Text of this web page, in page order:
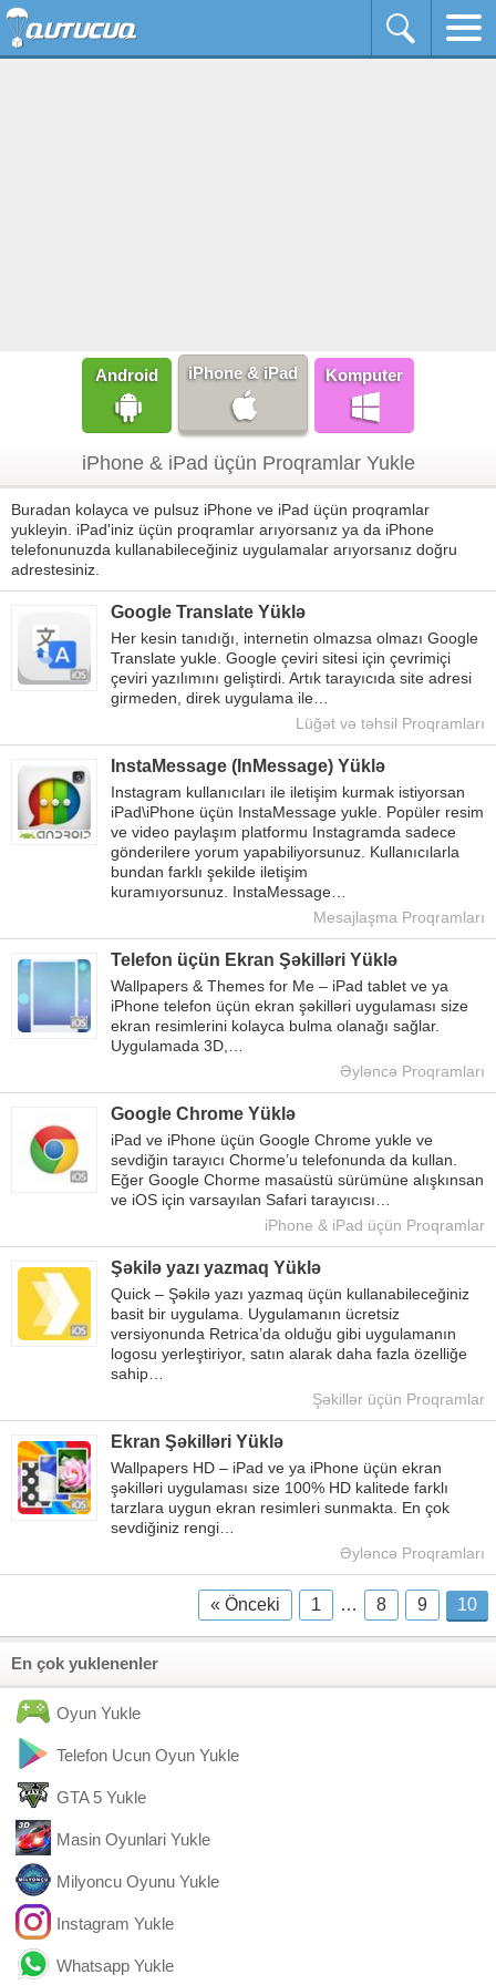
Android iPhone & iPad Komputer
iPhone & iPad üçün Proqramlar Yukle
Buradan kolayca ve pulsuz iPhone ve iPad üçün proqramlar
yukleyin. iPad'iniz üçün proqramlar arıyorsanız ya da iPhone
telefonunuzda kullanabileceğiniz uygulamalar arıyorsanız doğru
adrestesiniz.
Google Translate Yüklə
Her kesin tanıdığı, internetin olmazsa olmazı Google
Translate yukle. Google çeviri sitesi için çevrimiçi
çeviri yazılımını geliştirdi. Artık tarayıcıda site adresi
girmeden, direk uygulama ile…
Lüğət və təhsil Proqramları
InstaMessage (InMessage) Yüklə
Instagram kullanıcıları ile iletişim kurmak istiyorsan
iPad\iPhone üçün InstaMessage yukle. Popüler resim
ve video paylaşım platformu Instagramda sadece
gönderilere yorum yapabiliyorsunuz. Kullanıcılarla
bundan farklı şekilde iletişim
kuramıyorsunuz. InstaMessage…
Mesajlaşma Proqramları
Telefon üçün Ekran Şəkilləri Yüklə
Wallpapers & Themes for Me – iPad tablet ve ya
iPhone telefon üçün ekran şəkilləri uygulaması size
ekran resimlerini kolayca bulma olanağı sağlar.
Uygulamada 3D,…
Əyləncə Proqramları
Google Chrome Yüklə
iPad ve iPhone üçün Google Chrome yukle ve
sevdiğin tarayıcı Chorme’u telefonunda da kullan.
Eğer Google Chorme masaüstü sürümüne alışkınsan
ve iOS için varsayılan Safari tarayıcısı…
iPhone & iPad üçün Proqramlar
Şəkilə yazı yazmaq Yüklə
Quick – Şəkilə yazı yazmaq üçün kullanabileceğiniz
basit bir uygulama. Uygulamanın ücretsiz
versiyonunda Retrica’da olduğu gibi uygulamanın
logosu yerleştiriyor, satın alarak daha fazla özelliğe
sahip…
Şəkillər üçün Proqramlar
Ekran Şəkilləri Yüklə
Wallpapers HD – iPad ve ya iPhone üçün ekran
şəkilləri uygulaması size 100% HD kalitede farklı
tarzlara uygun ekran resimleri sunmakta. En çok
sevdiğiniz rengi…
Əyləncə Proqramları
« Önceki 1 … 8 9 10
En çok yuklenenler
Oyun Yukle
Telefon Ucun Oyun Yukle
GTA 5 Yukle
Masin Oyunlari Yukle
Milyoncu Oyunu Yukle
Instagram Yukle
Whatsapp Yukle